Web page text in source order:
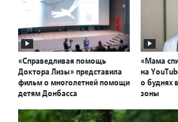
«Справедливая помощь
Доктора Лизы» представила
фильм о многолетней помощи
детям Донбасса
«Мама
на
о буднях
зоны